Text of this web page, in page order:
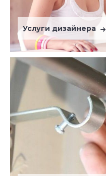
Услуги дизайнера